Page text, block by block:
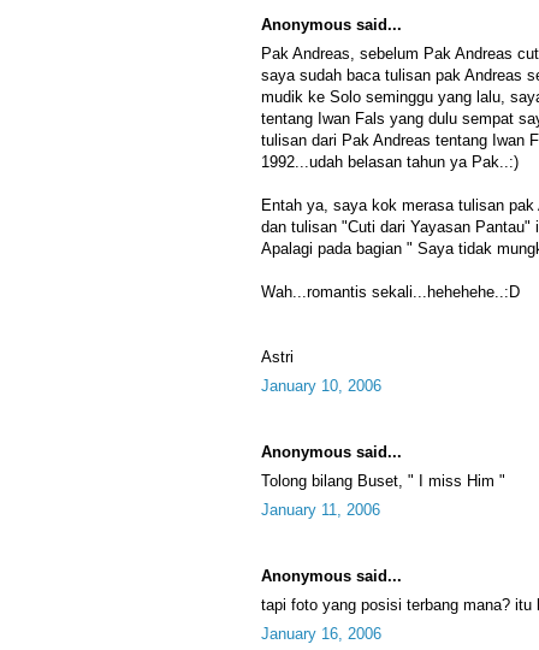
Anonymous said...
Pak Andreas, sebelum Pak Andreas
saya sudah baca tulisan pak Andreas
mudik ke Solo seminggu yang lalu,
tentang Iwan Fals yang dulu sempat
tulisan dari Pak Andreas tentang Iwan
1992...udah belasan tahun ya Pak..:)
Entah ya, saya kok merasa tulisan
dan tulisan "Cuti dari Yayasan
Apalagi pada bagian " Saya tidak
Wah...romantis sekali...hehehehe..:D
Astri
January 10, 2006
Anonymous said...
Tolong bilang Buset, " I miss Him "
January 11, 2006
Anonymous said...
tapi foto yang posisi terbang mana?
January 16, 2006